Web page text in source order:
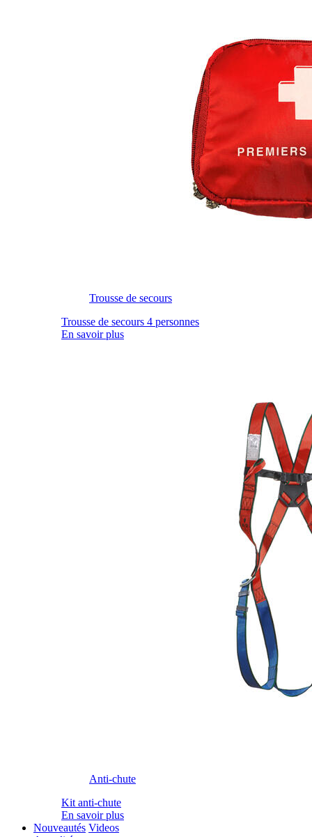
Trousse de secours
Trousse de secours 4 personnes
En savoir plus
Anti-chute
Kit anti-chute
En savoir plus
Nouveautés Videos